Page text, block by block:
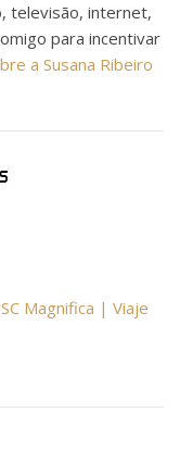
televisão, internet,
para incentivar
a Susana Ribeiro
Magnifica | Viaje